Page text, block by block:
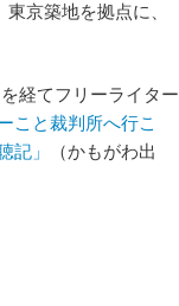
京築地を拠点に、
経てフリーライター
こと裁判所へ行こ
記」
（かもがわ出